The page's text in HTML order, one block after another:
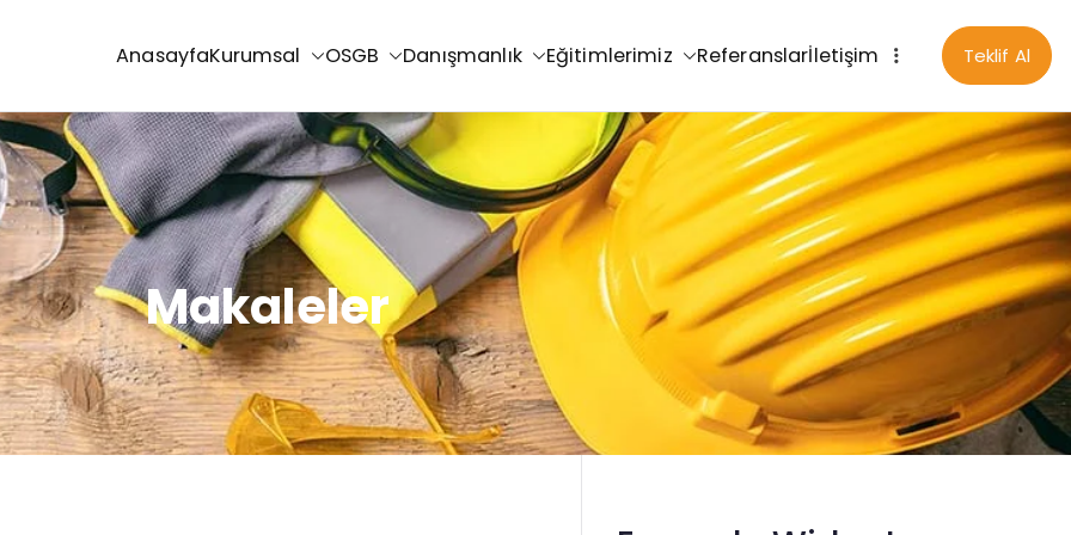
AnasayfaKurumsal OSGB Danışmanlık Eğitimlerimiz Referanslarİletişim Teklif Al
Makaleler